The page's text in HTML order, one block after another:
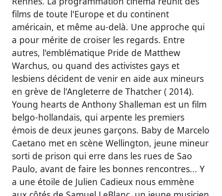
films de toute l'Europe et du continent
américain, et même au-delà. Une approche qui
a pour mérite de croiser les regards. Entre
autres, l'emblématique Pride de Matthew
Warchus, ou quand des activistes gays et
lesbiens décident de venir en aide aux mineurs
en grève de l'Angleterre de Thatcher ( 2014).
Young hearts de Anthony Shalleman est un film
belgo-hollandais, qui arpente les premiers
émois de deux jeunes garçons. Baby de Marcelo
Caetano met en scène Wellington, jeune mineur
sorti de prison qui erre dans les rues de Sao
Paulo, avant de faire les bonnes rencontres... Y
a une étoile de Julien Cadieux nous emmène